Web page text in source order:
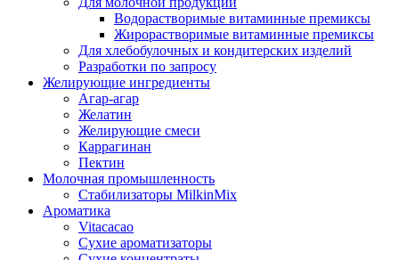
Водорастворимые витаминные премиксы
Жирорастворимые витаминные премиксы
Для хлебобулочных и кондитерских изделий
Разработки по запросу
Желирующие ингредиенты
Агар-агар
Желатин
Желирующие смеси
Каррагинан
Пектин
Молочная промышленность
Стабилизаторы MilkinMix
Ароматика
Vitacacao
Сухие ароматизаторы